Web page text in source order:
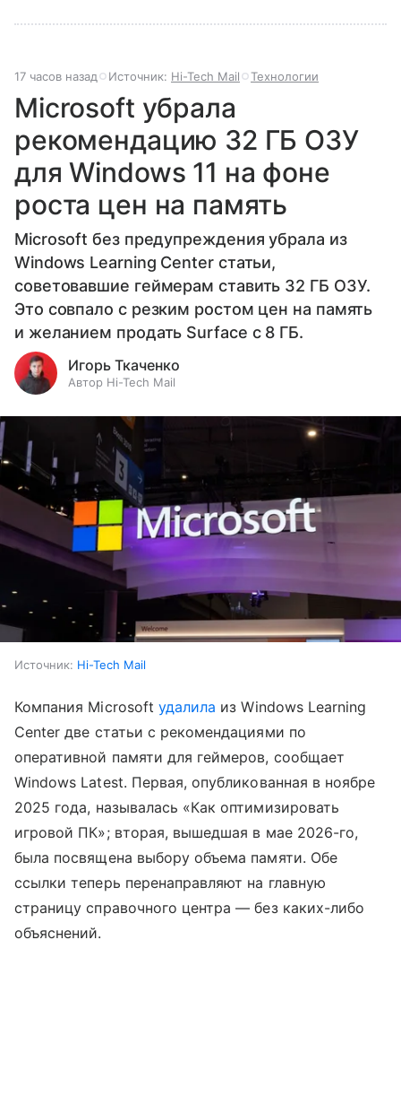
17 часов назад Источник: Hi-Tech Mail Технологии
Microsoft убрала
рекомендацию 32 ГБ ОЗУ
для Windows 11 на фоне
роста цен на память
Microsoft без предупреждения убрала из
Windows Learning Center статьи,
советовавшие геймерам ставить 32 ГБ ОЗУ.
Это совпало с резким ростом цен на память
и желанием продать Surface с 8 ГБ.
Игорь Ткаченко
Автор Hi-Tech Mail
Источник: Hi-Tech Mail
Компания Microsoft удалила из Windows Learning
Center две статьи с рекомендациями по
оперативной памяти для геймеров, сообщает
Windows Latest. Первая, опубликованная в ноябре
2025 года, называлась «Как оптимизировать
игровой ПК»; вторая, вышедшая в мае 2026-го,
была посвящена выбору объема памяти. Обе
ссылки теперь перенаправляют на главную
страницу справочного центра — без каких-либо
объяснений.